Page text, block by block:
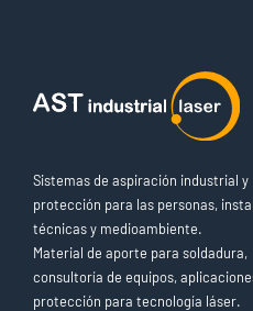
Sistemas de aspiración industrial y
protección para las personas,
técnicas y medioambiente.
Material de aporte para soldadura,
consultoría de equipos,
protección para tecnología láser.